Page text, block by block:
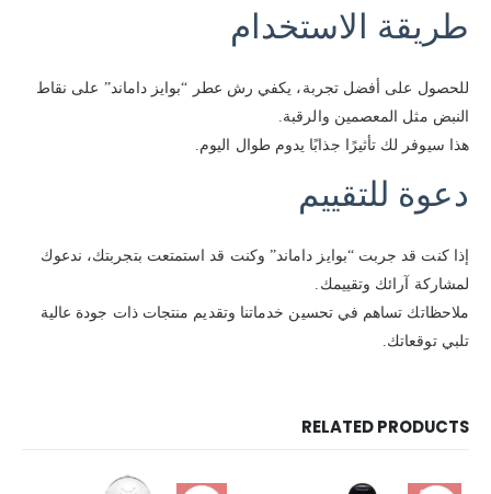
طريقة الاستخدام
للحصول على أفضل تجربة، يكفي رش عطر “بوايز داماند” على نقاط
النبض مثل المعصمين والرقبة.
هذا سيوفر لك تأثيرًا جذابًا يدوم طوال اليوم.
دعوة للتقييم
إذا كنت قد جربت “بوايز داماند” وكنت قد استمتعت بتجربتك، ندعوك
لمشاركة آرائك وتقييمك.
ملاحظاتك تساهم في تحسين خدماتنا وتقديم منتجات ذات جودة عالية
تلبي توقعاتك.
RELATED PRODUCTS